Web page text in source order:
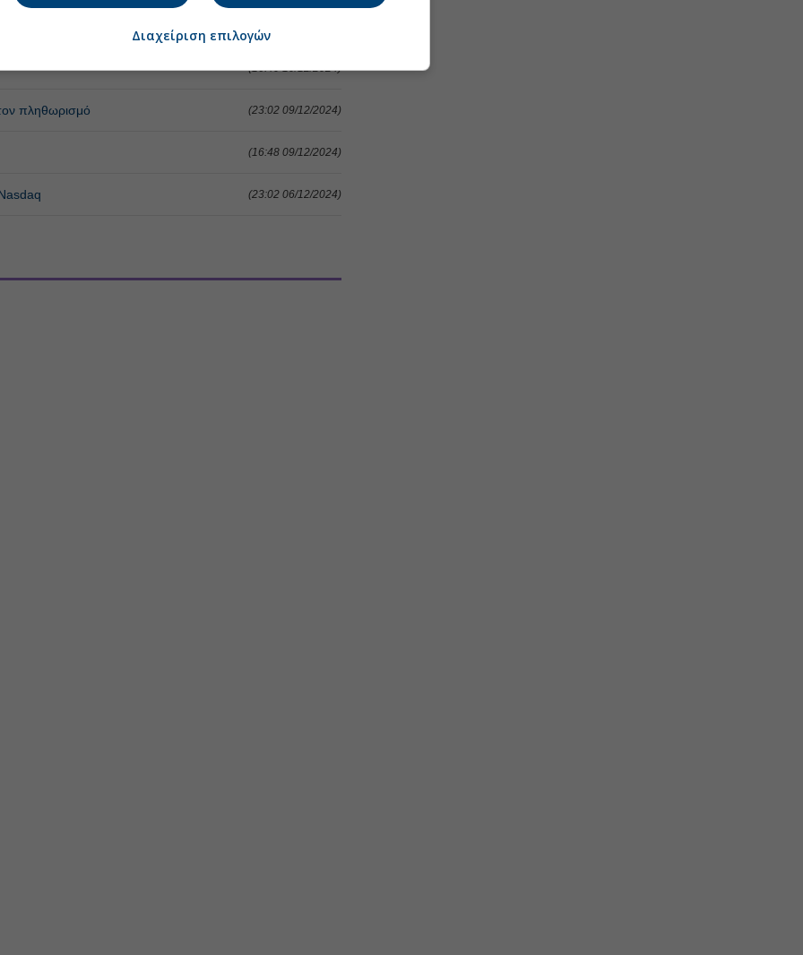
(16:40 10/12/2024)
πληθωρισμό (23:02 09/12/2024)
(16:48 09/12/2024)
(23:02 06/12/2024)
Διαχείριση επιλογών